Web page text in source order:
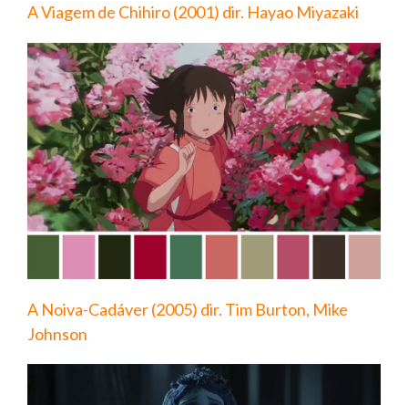
A Viagem de Chihiro (2001) dir. Hayao Miyazaki
A Noiva-Cadáver (2005) dir. Tim Burton, Mike
Johnson